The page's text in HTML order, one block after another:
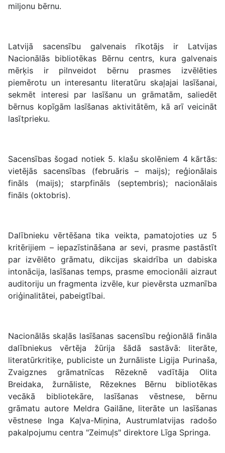
miljonu bērnu.
Latvijā sacensību galvenais rīkotājs ir Latvijas
Nacionālās bibliotēkas Bērnu centrs, kura galvenais
mērķis ir pilnveidot bērnu prasmes izvēlēties
piemērotu un interesantu literatūru skaļajai lasīšanai,
sekmēt interesi par lasīšanu un grāmatām, saliedēt
bērnus kopīgām lasīšanas aktivitātēm, kā arī veicināt
lasītprieku.
Sacensības šogad notiek 5. klašu skolēniem 4 kārtās:
vietējās sacensības (februāris – maijs); reģionālais
fināls (maijs); starpfināls (septembris); nacionālais
fināls (oktobris).
Dalībnieku vērtēšana tika veikta, pamatojoties uz 5
kritērijiem – iepazīstināšana ar sevi, prasme pastāstīt
par izvēlēto grāmatu, dikcijas skaidrība un dabiska
intonācija, lasīšanas temps, prasme emocionāli aizraut
auditoriju un fragmenta izvēle, kur pievērsta uzmanība
oriģinalitātei, pabeigtībai.
Nacionālās skaļās lasīšanas sacensību reģionālā fināla
dalībniekus vērtēja žūrija šādā sastāvā: literāte,
literatūrkritiķe, publiciste un žurnāliste Ligija Purinaša,
Zvaigznes grāmatnīcas Rēzeknē vadītāja Olita
Breidaka, žurnāliste, Rēzeknes Bērnu bibliotēkas
vecākā bibliotekāre, lasīšanas vēstnese, bērnu
grāmatu autore Meldra Gailāne, literāte un lasīšanas
vēstnese Inga Kaļva-Miņina, Austrumlatvijas radošo
pakalpojumu centra "Zeimuļs" direktore Līga Springa.